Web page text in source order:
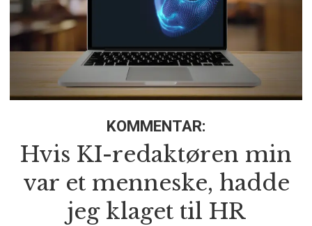
KOMMENTAR:
Hvis KI-redaktøren min
var et menneske, hadde
jeg klaget til HR